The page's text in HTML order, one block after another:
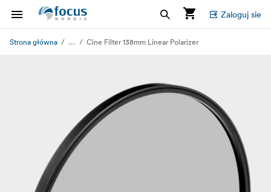
Zaloguj sie
Strona główna ... Cine Filter 138mm Linear Polarizer